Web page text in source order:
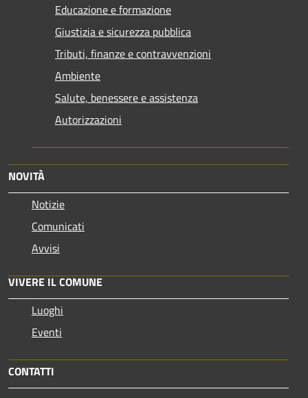
Educazione e formazione
Giustizia e sicurezza pubblica
Tributi, finanze e contravvenzioni
Ambiente
Salute, benessere e assistenza
Autorizzazioni
NOVITÀ
Notizie
Comunicati
Avvisi
VIVERE IL COMUNE
Luoghi
Eventi
CONTATTI